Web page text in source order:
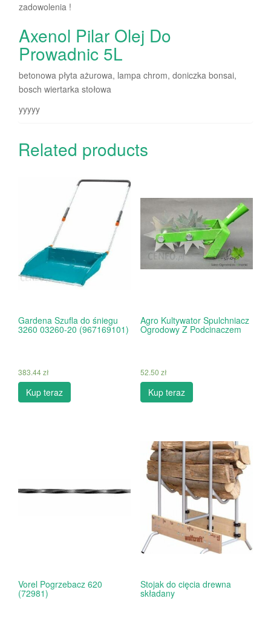
zadowolenia !
Axenol Pilar Olej Do
Prowadnic 5L
betonowa płyta ażurowa, lampa chrom, doniczka bonsai,
bosch wiertarka stołowa
yyyyy
Related products
Gardena Szufla do śniegu
3260 03260-20 (967169101)
383.44zł
Kup teraz
Agro Kultywator Spulchniacz
Ogrodowy Z Podcinaczem
52.50 zł
Kup teraz
Vorel Pogrzebacz 620
(72981)
Stojak do cięcia drewna
składany